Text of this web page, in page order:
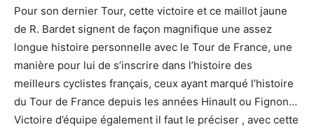
Pour son dernier Tour, cette victoire et ce maillot jaune
de R. Bardet signent de façon magnifique une assez
longue histoire personnelle avec le Tour de France, une
manière pour lui de s’inscrire dans l’histoire des
meilleurs cyclistes français, ceux ayant marqué l’histoire
du Tour de France depuis les années Hinault ou Fignon…
Victoire d’équipe également il faut le préciser , avec cette